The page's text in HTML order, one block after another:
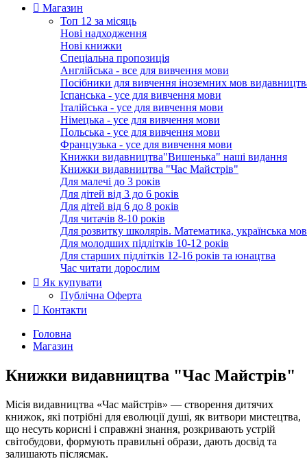
Магазин
Топ 12 за місяць
Нові надходження
Нові книжки
Спеціальна пропозиція
Англійська - все для вивчення мови
Посібники для вивчення іноземних мов
Іспанська - усе для вивчення мови
Італійська - усе для вивчення мови
Німецька - усе для вивчення мови
Польська - усе для вивчення мови
Французька - усе для вивчення мови
Книжки видавництва"Вишенька" наші видання
Книжки видавництва "Час Майстрів"
Для малечі до 3 років
Для дітей від 3 до 6 років
Для дітей від 6 до 8 років
Для читачів 8-10 років
Для розвитку школярів. Математика, українська
Для молодших підлітків 10-12 років
Для старших підлітків 12-16 років та юнацтва
Час читати дорослим
Як купувати
Публічна Оферта
Контакти
Головна
Магазин
Книжки видавництва "Час Майстрів"
Місія видавництва «Час майстрів» — створення дитячих
книжок, які потрібні для еволюції душі, як витвори мистецтва,
що несуть корисні і справжні знання, розкривають устрій
світобудови, формують правильні образи, дають досвід та
залишають післясмак.